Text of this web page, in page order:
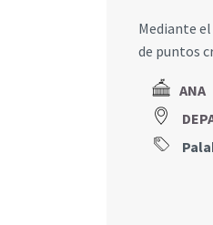
Mediante
de puntos
ANA